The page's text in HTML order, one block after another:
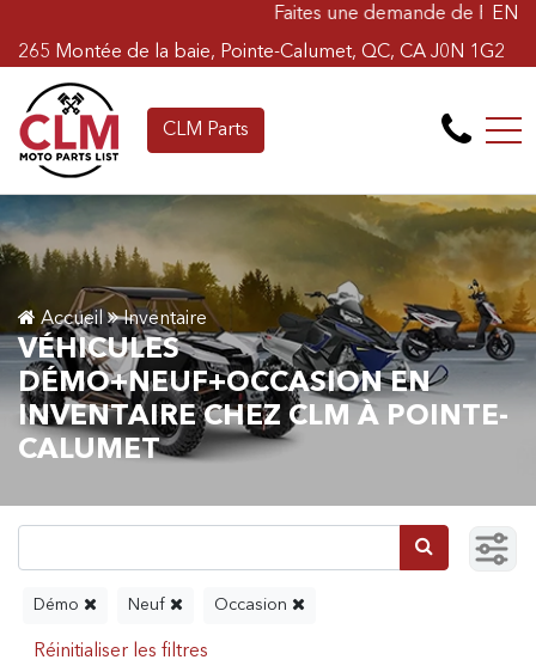
Faites une demande de Financement en
265 Montée de la baie, Pointe-Calumet, QC, CA J0N 1G2
EN
CLM Parts
Accueil Inventaire
VÉHICULES
DÉMO+NEUF+OCCASION EN
INVENTAIRE CHEZ CLM À POINTE-
CALUMET
Démo Neuf Occasion